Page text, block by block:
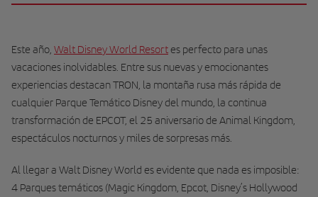
Este año, Walt Disney World Resortes perfecto para unas
vacaciones inolvidables. Entre sus nuevas y emocionantes
experiencias destacan TRON, la montaña rusa más rápida de
cualquier Parque Temático Disney del mundo, la continua
transformación de EPCOT, el 25 aniversario de Animal Kingdom,
espectáculos nocturnos y miles de sorpresas más.
Al llegar a Walt Disney World es evidente que nada es imposible:
4 Parques temáticos (Magic Kingdom, Epcot, Disney’s Hollywood